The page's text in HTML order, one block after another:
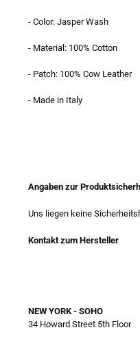
- Color: Jasper Wash
- Material: 100% Cotton
- Patch: 100% Cow Leather
- Made in Italy
Angaben zur
Uns liegen keine
Kontakt zum Hersteller
NEW YORK - SOHO
34 Howard Street 5th Floor